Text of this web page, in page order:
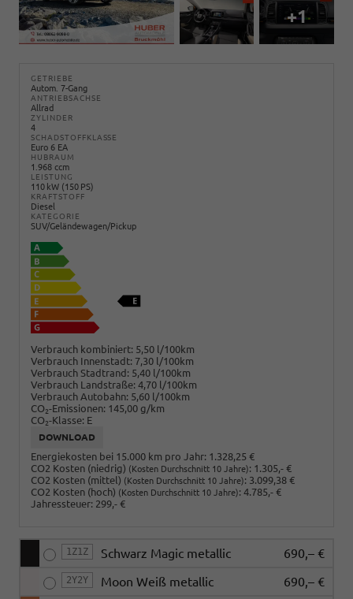
+1
GETRIEBE
Autom. 7-Gang
ANTRIEBSACHSE
Allrad
ZYLINDER
4
SCHADSTOFFKLASSE
Euro 6 EA
HUBRAUM
1.968 ccm
LEISTUNG
110 kW (150 PS)
KRAFTSTOFF
Diesel
KATEGORIE
SUV/Geländewagen/Pickup
Verbrauch kombiniert: 5,50 l/100km
Verbrauch Innenstadt: 7,30 l/100km
Verbrauch Stadtrand: 5,40 l/100km
Verbrauch Landstraße: 4,70 l/100km
Verbrauch Autobahn: 5,60 l/100km
CO2-Emissionen: 145,00 g/km
CO2-Klasse: E
DOWNLOAD
Energiekosten bei 15.000 km pro Jahr: 1.328,25 €
CO2 Kosten (niedrig) (Kosten Durchschnitt 10 Jahre): 1.305,- €
CO2 Kosten (mittel) (Kosten Durchschnitt 10 Jahre): 3.099,38 €
CO2 Kosten (hoch) (Kosten Durchschnitt 10 Jahre): 4.785,- €
Jahressteuer: 299,- €
1Z1Z Schwarz Magic metallic 690,– €
2Y2Y Moon Weiß metallic 690,– €